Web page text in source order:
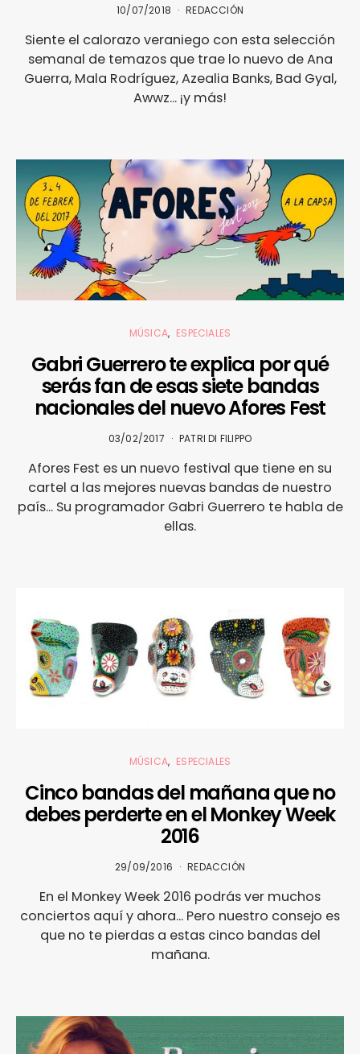
10/07/2018 REDACCIÓN
Siente el calorazo veraniego con esta selección
semanal de temazos que trae lo nuevo de Ana
Guerra, Mala Rodríguez, Azealia Banks, Bad Gyal,
Awwz... ¡y más!
MÚSICA ESPECIALES
Gabri Guerrero te explica por qué
serás fan de esas siete bandas
nacionales del nuevo Afores Fest
03/02/2017 PATRI DI FILIPPO
Afores Fest es un nuevo festival que tiene en su
cartel a las mejores nuevas bandas de nuestro
país... Su programador Gabri Guerrero te habla de
ellas.
MÚSICA ESPECIALES
Cinco bandas del mañana que no
debes perderte en el Monkey Week
2016
29/09/2016 REDACCIÓN
En el Monkey Week 2016 podrás ver muchos
conciertos aquí y ahora... Pero nuestro consejo es
que no te pierdas a estas cinco bandas del
mañana.